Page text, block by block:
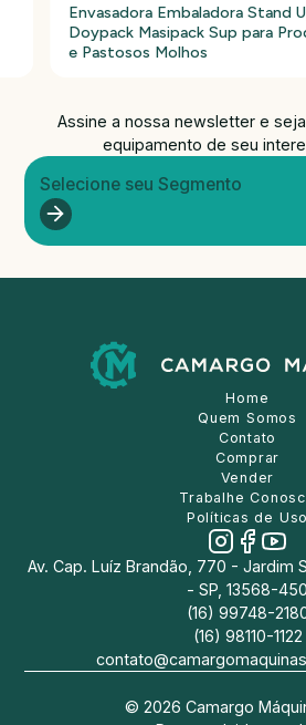
Envasadora Embaladora Stand
Doypack Masipack Sup para
e Pastosos Molhos
Assine a nossa newsletter e
equipamento de seu
Selecione seu Segmento
Home
Quem Somos
Contato
Comprar
Vender
Trabalhe
Políticas de Uso
Av. Cap. Luíz Brandão, 770 - Jardim
- SP, 13568-450
(16) 99748-
(16) 98110-1122
© 2026 Camargo